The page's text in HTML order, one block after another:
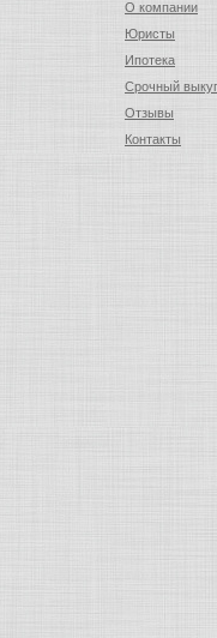
О компании
Юристы
Ипотека
Срочный
Отзывы
Контакты